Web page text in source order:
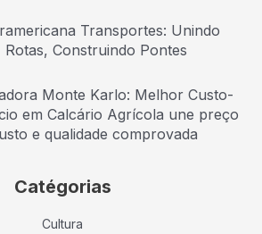
Transportes: Unindo
Rotas, Construindo Pontes
Monte Karlo: Melhor Custo-
em Calcário Agrícola une preço
e qualidade comprovada
Catégorias
Cultura